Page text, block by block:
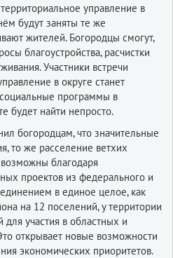
управление в
будут заняты те же
жителей. Богородцы смогут,
благоустройства, расчистки
Участники встречи
в округе станет
программы в
будет найти непросто.
богородцам, что значительные
то же расселение ветхих
благодаря
проектов из федерального и
в единое целое, как
на 12 поселений, у территории
участия в областных и
открывает новые возможности
экономических приоритетов.